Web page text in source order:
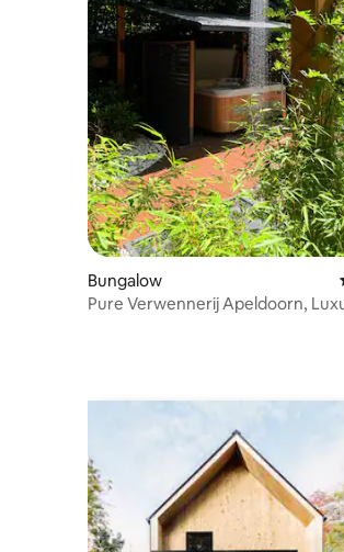
Bungalow
Pure Verwennerij Apeldoorn,